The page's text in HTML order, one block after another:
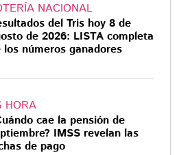
NACIONAL
del Tris hoy 8 de
de 2026: LISTA completa
los números ganadores
HORA
cae la pensión de
IMSS revelan las
de pago